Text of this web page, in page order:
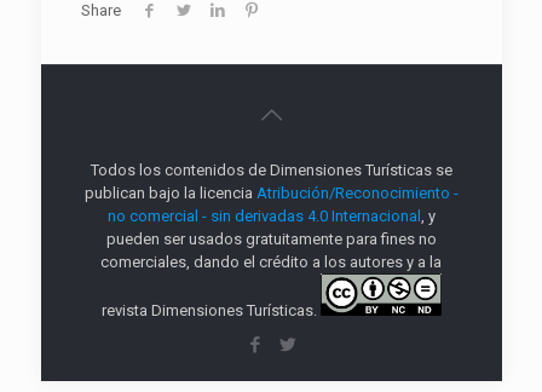
Share
Todos los contenidos de Dimensiones Turísticas se
publican bajo la licencia Atribución/Reconocimiento -
no comercial - sin derivadas 4.0 Internacional , y
pueden ser usados gratuitamente para fines no
comerciales, dando el crédito a los autores y a la
revista Dimensiones Turísticas.